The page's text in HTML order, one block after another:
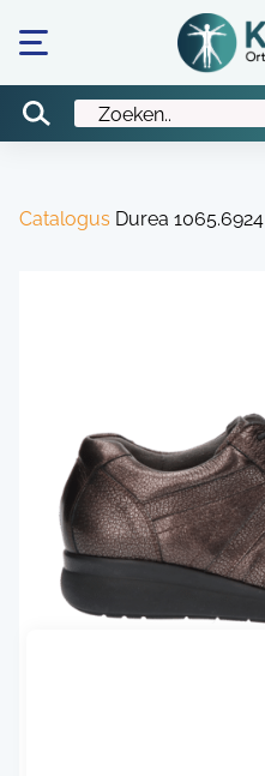
Catalogus Durea 1065.6924